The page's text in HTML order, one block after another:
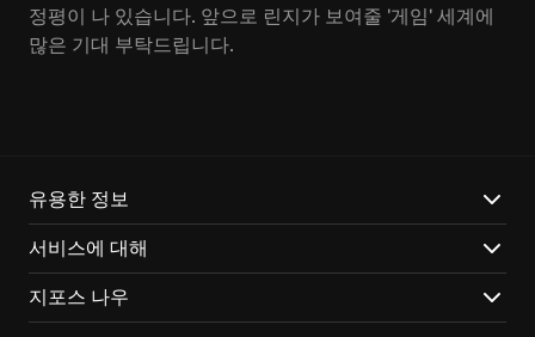
정평이 나 있습니다. 앞으로 린지가 보여줄 '게임' 세계에
많은 기대 부탁드립니다.
유용한 정보
서비스에 대해
지포스 나우